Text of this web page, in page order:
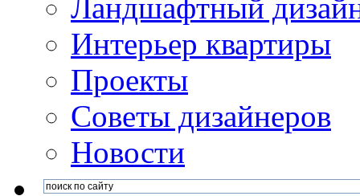
Ландшафтный
Интерьер квартиры
Проекты
Советы дизайнеров
Новости